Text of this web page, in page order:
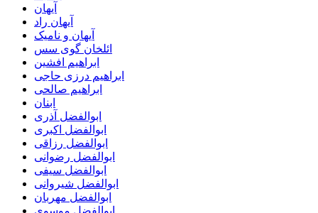
آیهان
آیهان راد
آیهان و نامیک
ائلخان گوی سس
ابراهیم افشین
ابراهیم درزی حاجی
ابراهیم صالحی
ابنان
ابوالفضل آذری
ابوالفضل اکبری
ابوالفضل رزاقی
ابوالفضل رضوانی
ابوالفضل سیفی
ابوالفضل شیروانی
ابوالفضل مهربان
ابوالفضل موسوی